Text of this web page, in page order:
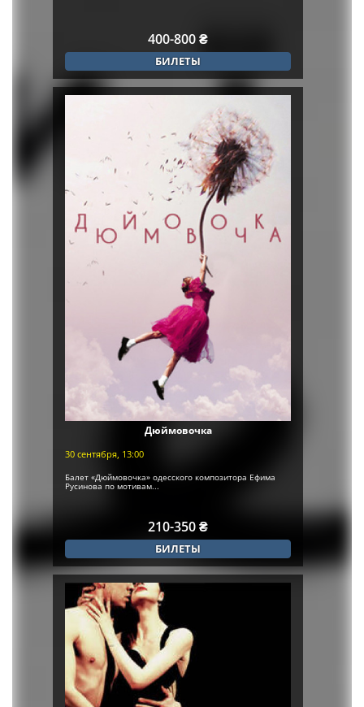
400-800 ₴
БИЛЕТЫ
Дюймовочка
30 сентября, 13:00
Балет «Дюймовочка» одесского композитора Ефима
Русинова по мотивам...
210-350 ₴
БИЛЕТЫ